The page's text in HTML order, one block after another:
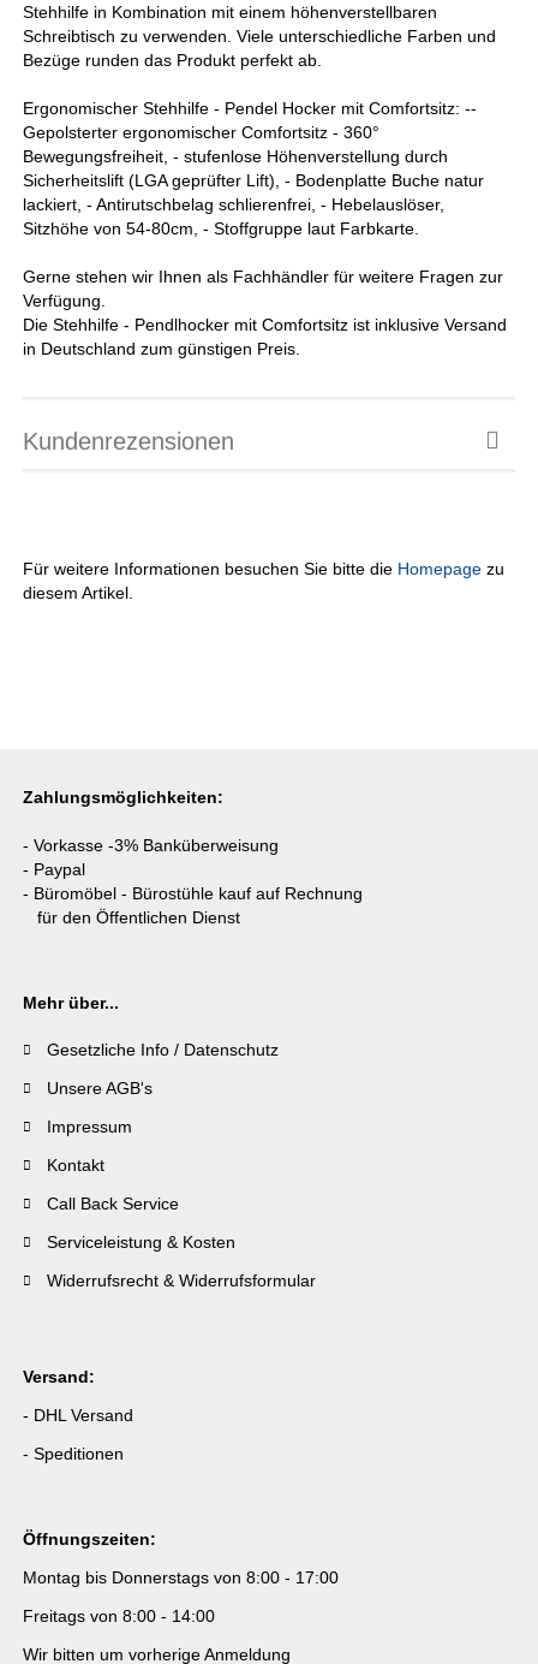
Stehhilfe in Kombination mit einem höhenverstellbaren
Schreibtisch zu verwenden. Viele unterschiedliche Farben und
Bezüge runden das Produkt perfekt ab.
Ergonomischer Stehhilfe - Pendel Hocker mit Comfortsitz: --
Gepolsterter ergonomischer Comfortsitz - 360°
Bewegungsfreiheit, - stufenlose Höhenverstellung durch
Sicherheitslift (LGA geprüfter Lift), - Bodenplatte Buche natur
lackiert, - Antirutschbelag schlierenfrei, - Hebelauslöser,
Sitzhöhe von 54-80cm, - Stoffgruppe laut Farbkarte.
Gerne stehen wir Ihnen als Fachhändler für weitere Fragen zur
Verfügung.
Die Stehhilfe - Pendlhocker mit Comfortsitz ist inklusive Versand
in Deutschland zum günstigen Preis.
Kundenrezensionen
Für weitere Informationen besuchen Sie bitte die Homepage zu
diesem Artikel.
Zahlungsmöglichkeiten:
- Vorkasse -3% Banküberweisung
- Paypal
- Büromöbel - Bürostühle kauf auf Rechnung
für den Öffentlichen Dienst
Mehr über...
Gesetzliche Info / Datenschutz
Unsere AGB's
Impressum
Kontakt
Call Back Service
Serviceleistung & Kosten
Widerrufsrecht & Widerrufsformular
Versand:
- DHL Versand
- Speditionen
Öffnungszeiten:
Montag bis Donnerstags von 8:00 - 17:00
Freitags von 8:00 - 14:00
Wir bitten um vorherige Anmeldung